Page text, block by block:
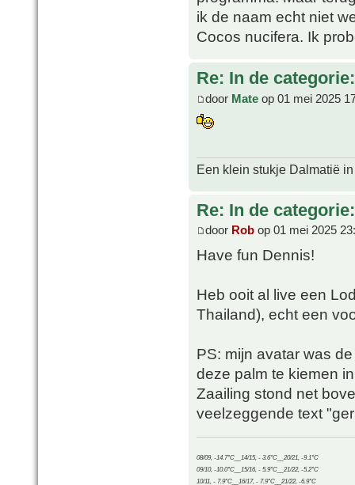
ik de naam echt niet
Cocos nucifera. Ik
Re: In de
door Mate op 01 mei 2025
Een klein stukje Dalmatië
Re: In de
door Rob op 01 mei 2025
Have fun Dennis!
Heb ooit al live een
Thailand), echt een
PS: mijn avatar was
deze palm te kiemen
Zaailing stond net
veelzeggende text
08/09, -14.7°C__14/15, - 3.6°C__20/21, -9.1°C
09/10, -10.0°C__15/16, - 5.9°C__21/22, -5.2°C
10/11, - 7.9°C__16/17, - 7.9°C__21/22, -6.9°C